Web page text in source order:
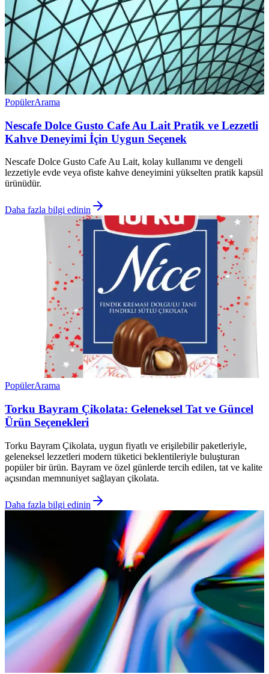
PopülerArama
Nescafe Dolce Gusto Cafe Au Lait Pratik ve Lezzetli
Kahve Deneyimi İçin Uygun Seçenek
Nescafe Dolce Gusto Cafe Au Lait, kolay kullanımı ve dengeli
lezzetiyle evde veya ofiste kahve deneyimini yükselten pratik kapsül
ürünüdür.
Daha fazla bilgi edinin
PopülerArama
Torku Bayram Çikolata: Geleneksel Tat ve Güncel
Ürün Seçenekleri
Torku Bayram Çikolata, uygun fiyatlı ve erişilebilir paketleriyle,
geleneksel lezzetleri modern tüketici beklentileriyle buluşturan
popüler bir ürün. Bayram ve özel günlerde tercih edilen, tat ve kalite
açısından memnuniyet sağlayan çikolata.
Daha fazla bilgi edinin